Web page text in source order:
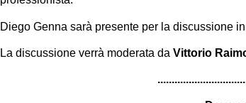
Diego Genna sarà presente per la discussione
La discussione verrà moderata da Vittorio